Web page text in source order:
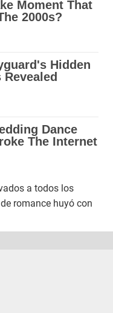
a todos los
romance huyó con